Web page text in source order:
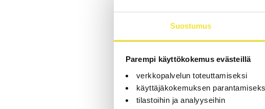
Suostumus
Parempi käyttökokemus evästeillä
verkkopalvelun toteuttamiseksi
käyttäjäkokemuksen
tilastoihin ja analyyseihin